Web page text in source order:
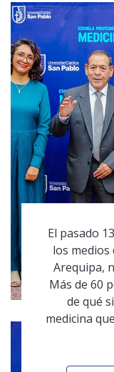
El pasado
los medios
Arequipa,
Más de 60
de qué
medicina